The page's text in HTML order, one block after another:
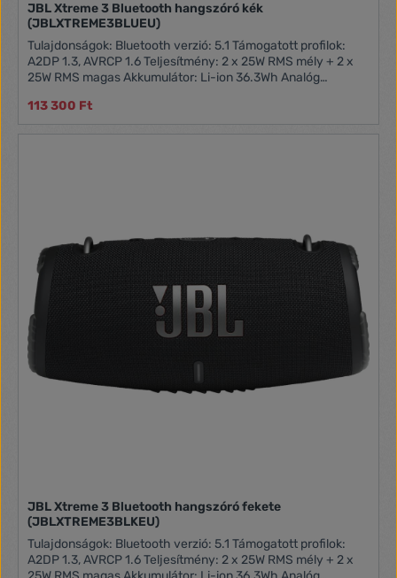
JBL Xtreme 3 Bluetooth hangszóró kék
(JBLXTREME3BLUEU)
Tulajdonságok: Bluetooth verzió: 5.1 Támogatott profilok:
A2DP 1.3, AVRCP 1.6 Teljesítmény: 2 x 25W RMS mély + 2 x
25W RMS magas Akkumulátor: Li-ion 36.3Wh Analóg
15 óra Töltési idő: 2,5 óra
113 300 Ft
JBL Xtreme 3 Bluetooth hangszóró fekete
(JBLXTREME3BLKEU)
Tulajdonságok: Bluetooth verzió: 5.1 Támogatott profilok:
A2DP 1.3, AVRCP 1.6 Teljesítmény: 2 x 25W RMS mély + 2 x